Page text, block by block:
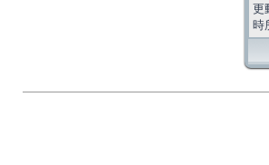
更
時